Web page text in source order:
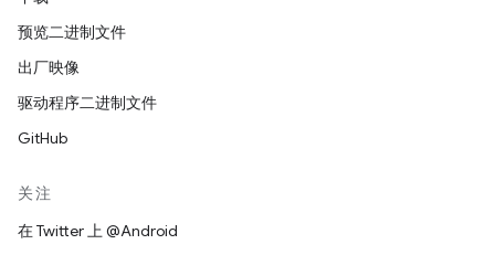
预览二进制文件
出厂映像
驱动程序二进制文件
GitHub
关注
在 Twitter 上 @Android